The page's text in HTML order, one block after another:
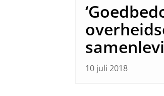
10 juli 2018